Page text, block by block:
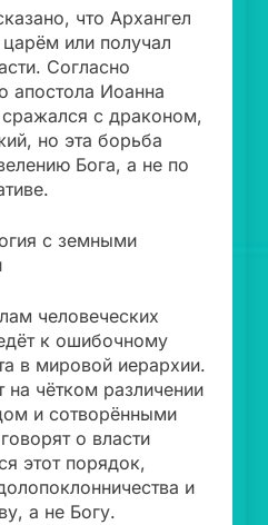
что Архангел
или получал
Согласно
апостола Иоанна
с драконом,
но эта борьба
Бога, а не по
с земными
человеческих
к ошибочному
в мировой иерархии.
на чётком различении
и сотворёнными
о власти
этот порядок,
и
а не Богу.